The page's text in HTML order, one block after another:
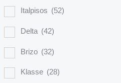
Italpisos (52)
Delta (42)
Brizo (32)
Klasse (28)